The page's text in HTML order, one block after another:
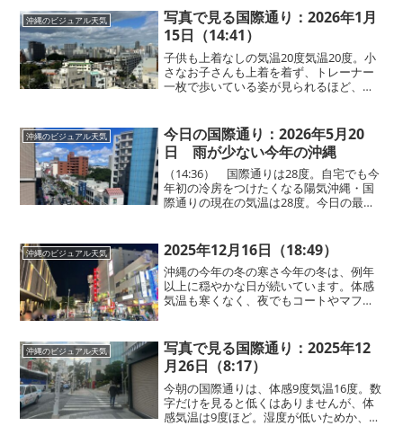
実際の気温より低め。この時期の沖縄は
プロ野球のキャ...
沖縄のビジュアル天気
写真で見る国際通り：2026年1月
15日（14:41）
子供も上着なしの気温20度気温20度。小
さなお子さんも上着を着ず、トレーナー
一枚で歩いている姿が見られるほど、暖
や食べ歩きにもぴったり。沖縄県外との
気温差が大きいため、...
沖縄のビジュアル天気
今日の国際通り：2026年5月20
日 雨が少ない今年の沖縄
（14:36） 国際通りは28度。自宅でも今
年初の冷房をつけたくなる陽気沖縄・国
際通りの現在の気温は28度。今日の最低
社してきたスタッフからは、「うちでも
今朝、今年...
沖縄のビジュアル天気 2025年12月16日（18:49）
沖縄の今年の冬の寒さ今年の冬は、例年
以上に穏やかな日が続いています。体感
気温も寒くなく、夜でもコートやマフラ
えていることがあります。お風呂に入っ
たときに「思っていたより...
沖縄のビジュアル天気
写真で見る国際通り：2025年12
月26日（8:17）
今朝の国際通りは、体感9度気温16度。数
字だけを見ると低くはありませんが、体
感気温は9度ほど。湿度が低いためか、風